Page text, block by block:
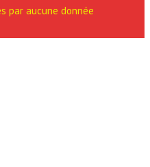
par aucune donnée